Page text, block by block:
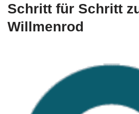
Schritt für Schritt
Willmenrod